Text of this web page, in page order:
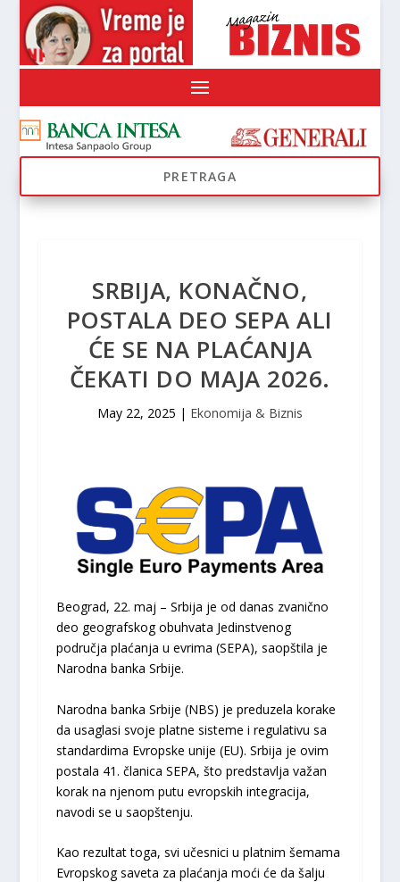
SRBIJA, KONAČNO,
POSTALA DEO SEPA ALI
ĆE SE NA PLAĆANJA
ČEKATI DO MAJA 2026.
May 22, 2025 | Ekonomija & Biznis
Beograd, 22. maj – Srbija je od danas zvanično
deo geografskog obuhvata Jedinstvenog
područja plaćanja u evrima (SEPA), saopštila je
Narodna banka Srbije.
Narodna banka Srbije (NBS) je preduzela korake
da usaglasi svoje platne sisteme i regulativu sa
standardima Evropske unije (EU). Srbija je ovim
postala 41. članica SEPA, što predstavlja važan
korak na njenom putu evropskih integracija,
navodi se u saopštenju.
Kao rezultat toga, svi učesnici u platnim šemama
Evropskog saveta za plaćanja moći će da šalju